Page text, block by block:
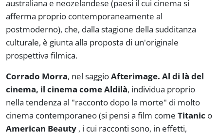
australiana e neozelandese (paesi il cui cinema si
afferma proprio contemporaneamente al
postmoderno), che, dalla stagione della sudditanza
culturale, è giunta alla proposta di un'originale
prospettiva filmica.
Corrado Morra, nel saggioAfterimage. Al di là del
cinema, il cinema come Aldilà, individua proprio
nella tendenza al "racconto dopo la morte" di molto
cinema contemporaneo (si pensi a film come Titanic o
American Beauty , i cui racconti sono, in effetti,